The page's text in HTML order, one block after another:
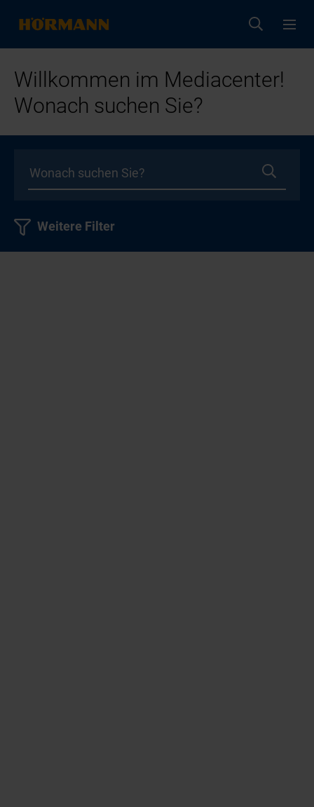
Willkommen im Mediacenter!
Wonach suchen Sie?
Weitere Filter